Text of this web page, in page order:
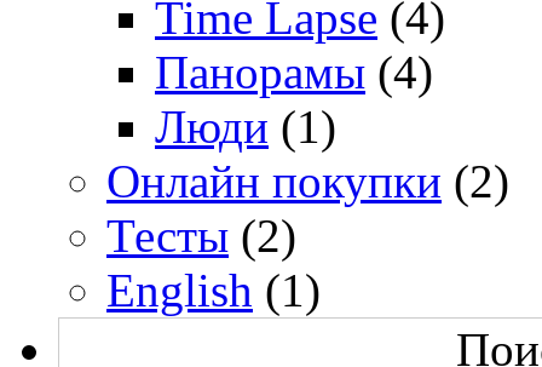
Time Lapse (4)
Панорамы (4)
Люди (1)
Онлайн покупки (2)
Тесты (2)
English (1)